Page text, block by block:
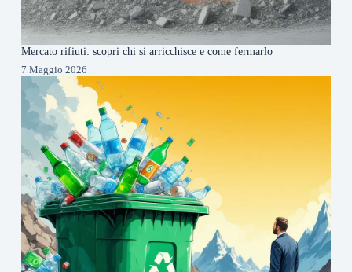
Mercato rifiuti: scopri chi si arricchisce e come fermarlo
7 Maggio 2026